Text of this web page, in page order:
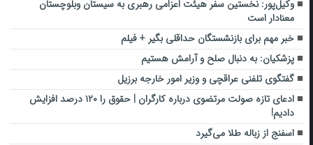
وکیل‌پور: نخستین سفر هیئت اعزامی رهبری به سیستان وبلوچستان
معنادار است
خبر مهم برای بازنشستگان حداقلی بگیر + فیلم
پزشکیان: به دنبال صلح و آرامش هستیم
گفتگوی تلفنی عراقچی و وزیر امور خارجه برزیل
ادعای تازه صولت مرتضوی درباره کارگران | حقوق را ۱۲۰ درصد افزایش
دادیم!
اسفنج از زباله طلا می‌گیرد